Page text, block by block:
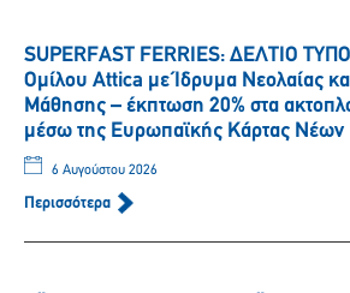
SUPERFAST FERRIES: ΔΕΛΤΙΟ
Ομίλου Attica με Ίδρυμα Νεολαίας
Μάθησης – έκπτωση 20% στα
μέσω της Ευρωπαϊκής Κάρτας Νέων
6 Αυγούστου 2026
Περισσότερα